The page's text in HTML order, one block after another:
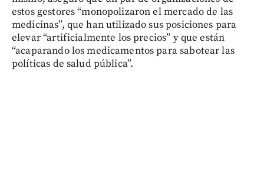
estos gestores “monopolizaron el mercado de las
medicinas”, que han utilizado sus posiciones para
elevar “artificialmente los precios” y que están
“acaparando los medicamentos para sabotear las
políticas de salud pública”.